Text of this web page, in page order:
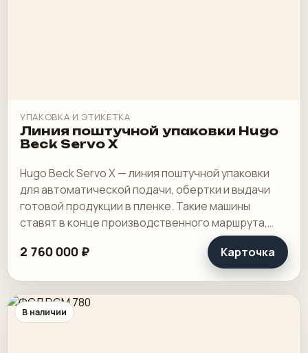
УПАКОВКА И ЭТИКЕТКА
Линия поштучной упаковки Hugo
Beck Servo X
Hugo Beck Servo X — линия поштучной упаковки
для автоматической подачи, обертки и выдачи
готовой продукции в пленке. Такие машины
ставят в конце производственного маршрута,
когда упаковка уже должна идти в нормальном.
2 760 000 ₽ Карточка
В наличии